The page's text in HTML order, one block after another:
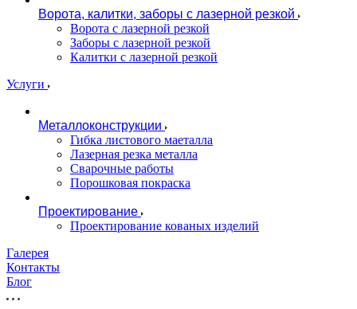
Ворота, калитки, заборы с лазерной резкой
Ворота с лазерной резкой
Заборы с лазерной резкой
Калитки с лазерной резкой
Услуги
Металлоконструкции
Гибка листового маеталла
Лазерная резка металла
Сварочные работы
Порошковая покраска
Проектирование
Проектирование кованых изделий
Галерея
Контакты
Блог